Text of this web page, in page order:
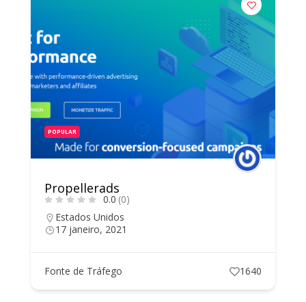
POPULAR
Propellerads
0.0 (0)
Estados Unidos
17 janeiro, 2021
Fonte de Tráfego 1640